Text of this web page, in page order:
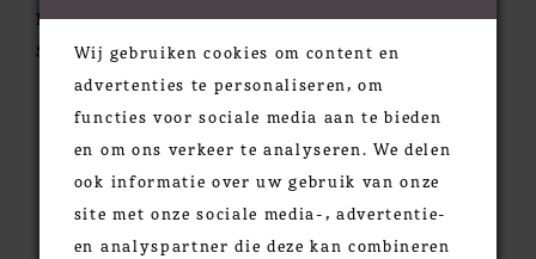
Neckline:
Square
Silhouette:
Fit & Flare
RELATED PRODUCTS
Wij gebruiken cookies om content en
advertenties te personaliseren, om
functies voor sociale media aan te bieden
en om ons verkeer te analyseren. We delen
ook informatie over uw gebruik van onze
site met onze sociale media-, advertentie-
en analyspartner die deze kan combineren